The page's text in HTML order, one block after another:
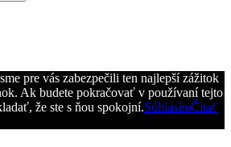
pre vás zabezpečili ten najlepší zážitok
Ak budete pokračovať v používaní tejto
že ste s ňou spokojní.SúhlasímČítať